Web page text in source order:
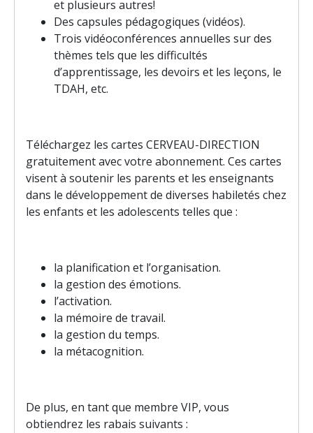
et plusieurs autres!
Des capsules pédagogiques (vidéos).
Trois vidéoconférences annuelles sur des
thèmes tels que les difficultés
d’apprentissage, les devoirs et les leçons, le
TDAH, etc.
Téléchargez les cartes CERVEAU-DIRECTION
gratuitement avec votre abonnement. Ces cartes
visent à soutenir les parents et les enseignants
dans le développement de diverses habiletés chez
les enfants et les adolescents telles que :
la planification et l’organisation.
la gestion des émotions.
l’activation.
la mémoire de travail.
la gestion du temps.
la métacognition.
De plus, en tant que membre VIP, vous
obtiendrez les rabais suivants :